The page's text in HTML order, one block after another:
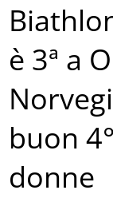
è 3ª a
buon
donne